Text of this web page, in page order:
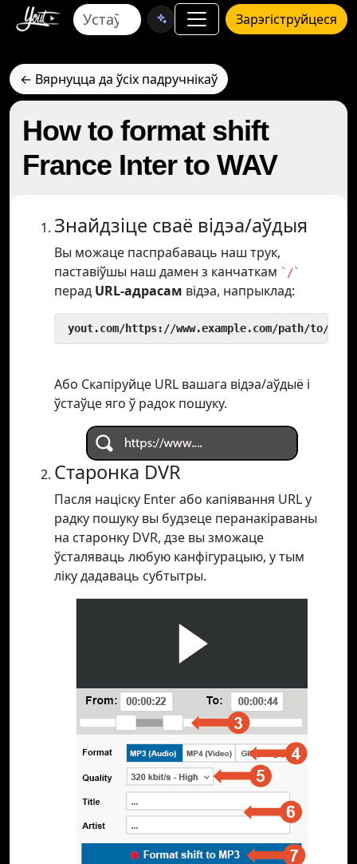
Зарэгіструйцеся
← Вярнуцца да ўсіх падручнікаў
How to format shift
France Inter to WAV
Знайдзіце сваё відэа/аўдыя
Вы можаце паспрабаваць наш трук,
паставіўшы наш дамен з канчаткам `/`
перад URL-адрасам відэа, напрыклад:
yout.com/https://www.example.com/path/to/
Або Скапіруйце URL вашага відэа/аўдыё і
ўстаўце яго ў радок пошуку.
Старонка DVR
Пасля націску Enter або капіявання URL у
радку пошуку вы будзеце перанакіраваны
на старонку DVR, дзе вы зможаце
ўсталяваць любую канфігурацыю, у тым
ліку дадаваць субтытры.